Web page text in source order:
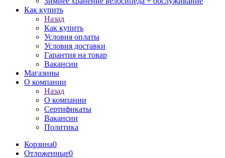
Как купить
Назад
Как купить
Условия оплаты
Условия доставки
Гарантия на товар
Вакансии
Магазины
О компании
Назад
О компании
Сертификаты
Вакансии
Политика
Корзина0
Отложенные0